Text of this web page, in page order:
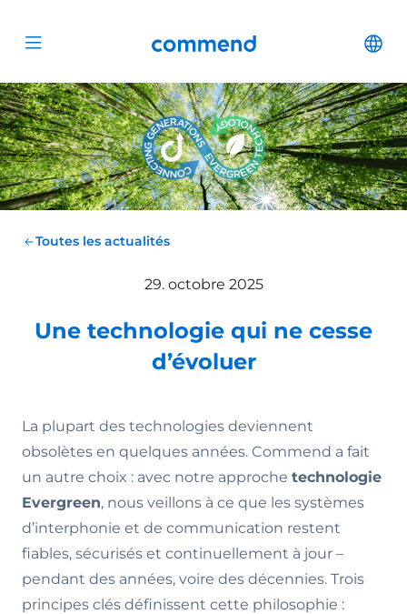
Open menu Commend
Toutes les actualités
29. octobre 2025
Une technologie qui ne cesse
d’évoluer
La plupart des technologies deviennent
obsolètes en quelques années. Commend a fait
un autre choix : avec notre approche technologie
Evergreen, nous veillons à ce que les systèmes
d’interphonie et de communication restent
fiables, sécurisés et continuellement à jour –
pendant des années, voire des décennies. Trois
principes clés définissent cette philosophie :